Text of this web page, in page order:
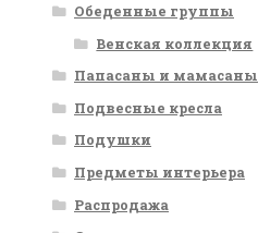
Обеденные группы
Венская коллекция
Папасаны и мамасаны
Подвесные кресла
Подушки
Предметы интерьера
Распродажа